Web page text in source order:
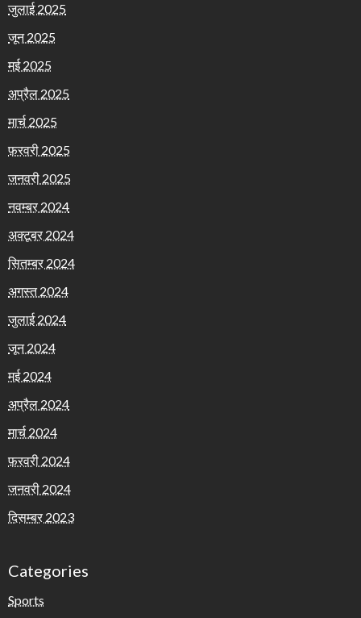
जुलाई 2025
जून 2025
मई 2025
अप्रैल 2025
मार्च 2025
फ़रवरी 2025
जनवरी 2025
नवम्बर 2024
अक्टूबर 2024
सितम्बर 2024
अगस्त 2024
जुलाई 2024
जून 2024
मई 2024
अप्रैल 2024
मार्च 2024
फ़रवरी 2024
जनवरी 2024
दिसम्बर 2023
Categories
Sports